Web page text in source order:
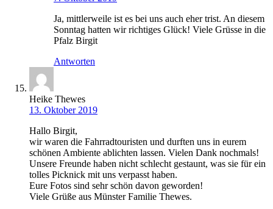
Ja, mittlerweile ist es bei uns auch eher trist. An diesem
Sonntag hatten wir richtiges Glück! Viele Grüsse in die
Pfalz Birgit
Antworten
Heike Thewes
13. Oktober 2019
Hallo Birgit,
wir waren die Fahrradtouristen und durften uns in eurem
schönen Ambiente ablichten lassen. Vielen Dank nochmals!
Unsere Freunde haben nicht schlecht gestaunt, was sie für ein
tolles Picknick mit uns verpasst haben.
Eure Fotos sind sehr schön davon geworden!
Viele Grüße aus Münster Familie Thewes.